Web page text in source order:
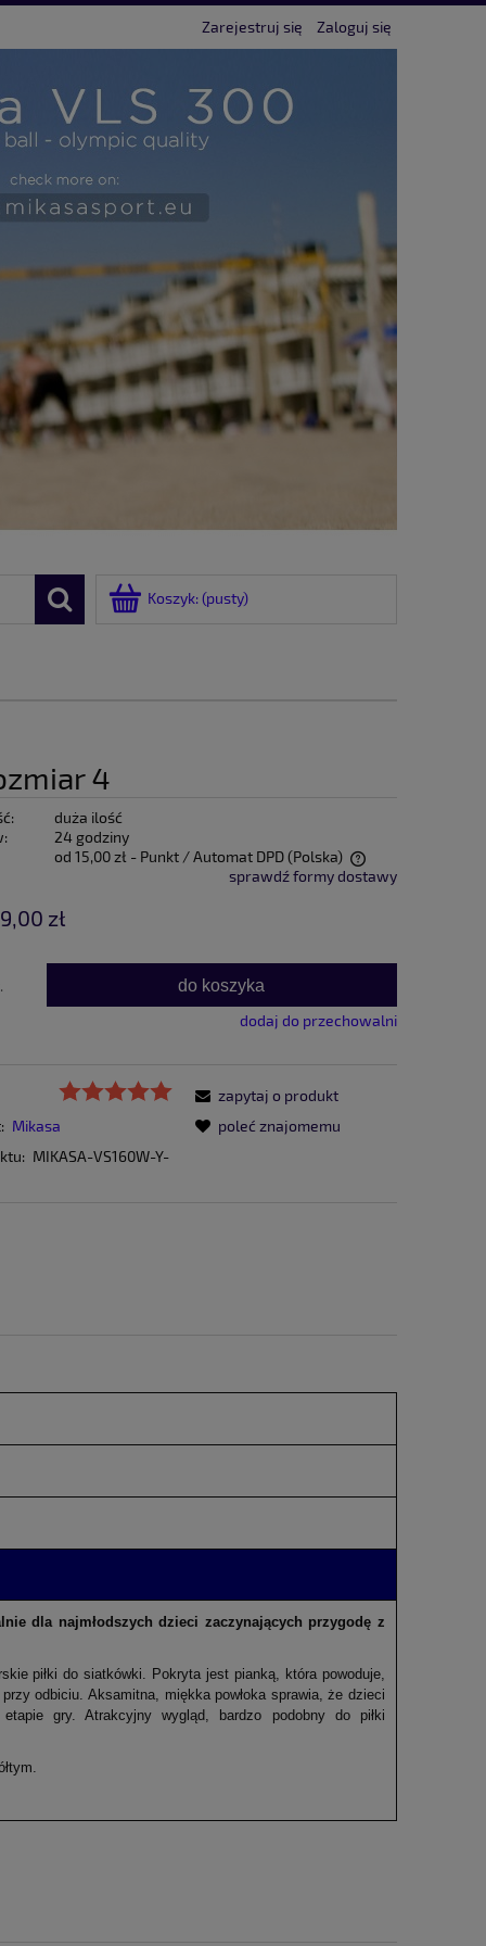
Zarejestruj się Zaloguj się
Koszyk:(pusty)
4
duża ilość
24 godziny
od 15,00 zł - Punkt / Automat DPD(Polska)
sprawdź formy dostawy
zł
do koszyka
dodaj do przechowalni
Mikasa
MIKASA-VS160W-Y-
zapytaj o produkt
poleć znajomemu
dla najmłodszych dzieci zaczynających przygodę z
piłki do siatkówki. Pokryta jest pianką, która powoduje,
odbiciu. Aksamitna, miękka powłoka sprawia, że dzieci
gry. Atrakcyjny wygląd, bardzo podobny do piłki